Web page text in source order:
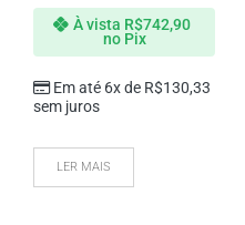
Em até 6x de R$130,33
sem juros
À vista R$742,90
no Pix
LER MAIS